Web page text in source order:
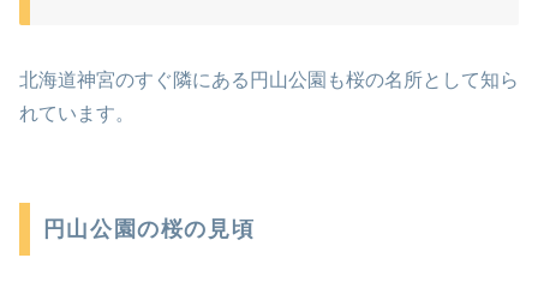
北海道神宮のすぐ隣にある円山公園も桜の名所として知ら
れています。
円山公園の桜の見頃